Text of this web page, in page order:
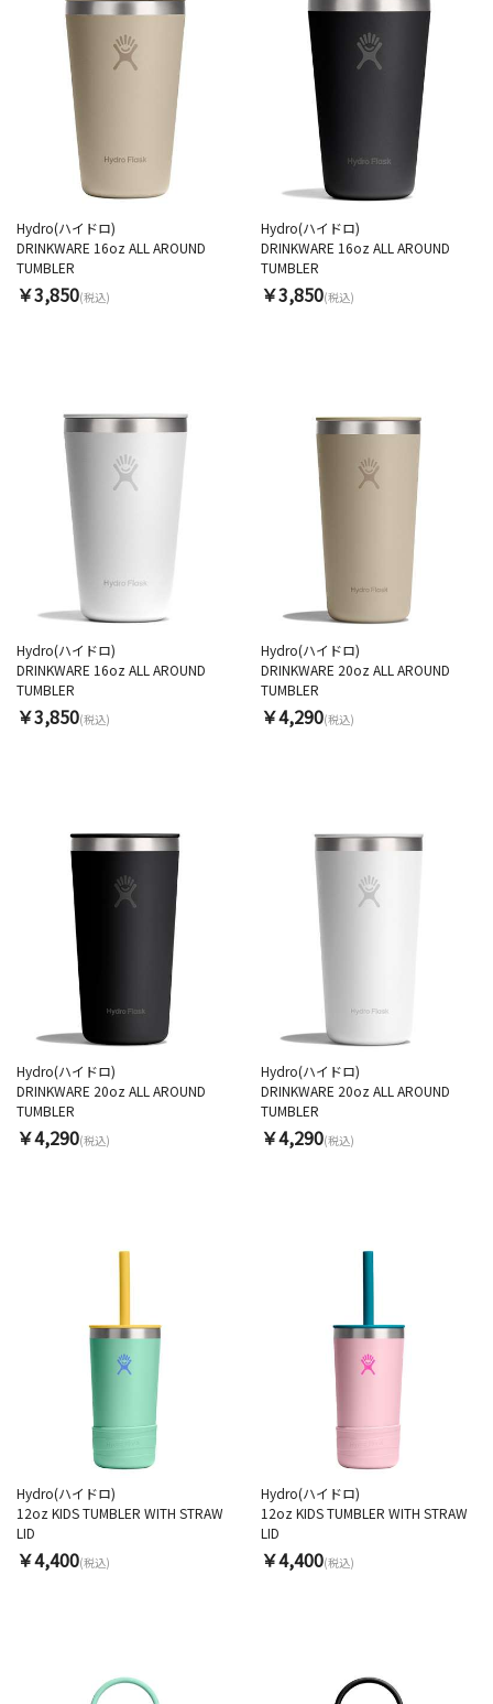
Hydro(ハイドロ)
DRINKWARE 16oz ALL AROUND
TUMBLER
￥3,850(税込)
Hydro(ハイドロ)
DRINKWARE 16oz ALL AROUND
TUMBLER
￥3,850(税込)
Hydro(ハイドロ)
DRINKWARE 16oz ALL AROUND
TUMBLER
￥3,850(税込)
Hydro(ハイドロ)
DRINKWARE 20oz ALL AROUND
TUMBLER
￥4,290(税込)
Hydro(ハイドロ)
DRINKWARE 20oz ALL AROUND
TUMBLER
￥4,290(税込)
Hydro(ハイドロ)
DRINKWARE 20oz ALL AROUND
TUMBLER
￥4,290(税込)
Hydro(ハイドロ)
12oz KIDS TUMBLER WITH STRAW
LID
￥4,400(税込)
Hydro(ハイドロ)
12oz KIDS TUMBLER WITH STRAW
LID
￥4,400(税込)